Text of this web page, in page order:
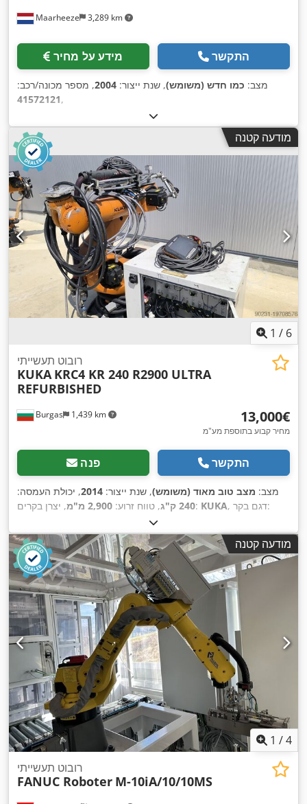
Maarheeze 3,289 km
מידע על מחיר התקשר
מצב: כמו חדש (משומש), שנת ייצור: 2004, מספר מכונה/רכב:
41572121,
מודעה קטנה
1 / 6
Burgas 1,439 km
רובוט תעשייתי
KUKA KRC4 KR 240 R2900 ULTRA
REFURBISHED
‏13,000 ‏€
מחיר קבוע בתוספת מע"מ
פנה התקשר
מצב: מצב טוב מאוד (משומש), שנת ייצור: 2014, יכולת העמסה:
240 ק"ג
, טווח זרוע: 2,900 מ"מ , יצרן בקרים: KUKA
, דגם בקר:
מודעה קטנה
1 /4
רובוט תעשייתי
FANUC Roboter M-10iA/10/10MS